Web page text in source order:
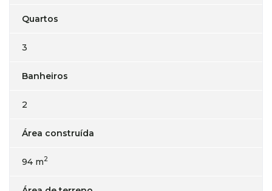
Quartos
3
Banheiros
2
Área construída
94 m2